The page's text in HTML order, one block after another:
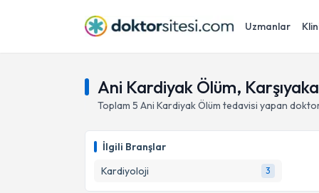
Uzmanlar
Ani Kardiyak Ölüm,
Toplam 5 Ani Kardiyak Ölüm tedavisi yapan
İlgili Branşlar
Kardiyoloji
3